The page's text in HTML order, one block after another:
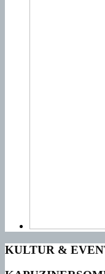
KULTUR &